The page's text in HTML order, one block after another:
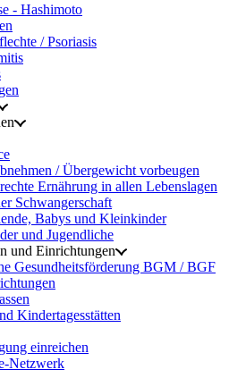
- Hashimoto
/ Psoriasis
/ Übergewicht vorbeugen
Ernährung in allen Lebenslagen
Schwangerschaft
Babys und Kleinkinder
und Jugendliche
und Einrichtungen
Gesundheitsförderung BGM / BGF
Kindertagesstätten
einreichen
Netzwerk